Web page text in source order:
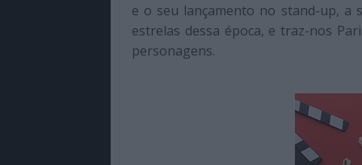
e o seu lançamento no stand-up, a
estrelas dessa época, e traz-nos
personagens.